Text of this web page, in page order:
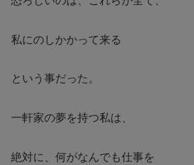
私にのしかかって来る
という事だった。
一軒家の夢を持つ私は、
絶対に、何がなんでも仕事を